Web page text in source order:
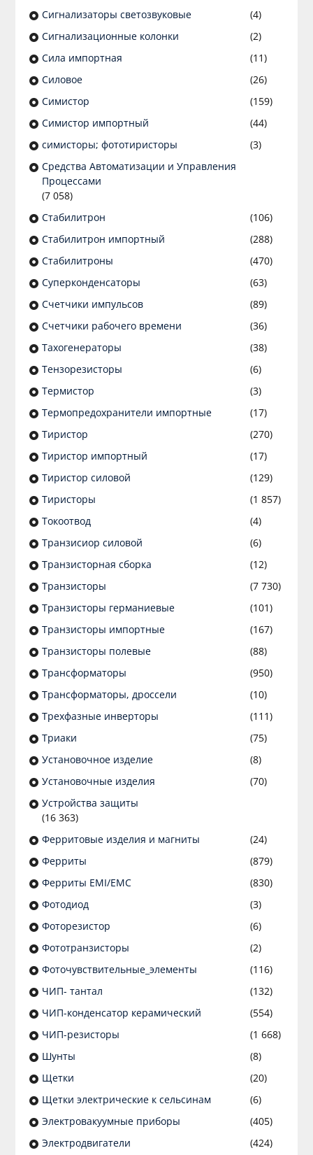
Сигнализаторы светозвуковые
(4)
Сигнализационные колонки
(2)
Сила импортная
(11)
Силовое
(26)
Симистор
(159)
Симистор импортный
(44)
симисторы; фототиристоры
(3)
Средства Автоматизации и Управления
Процессами
(7 058)
Стабилитрон
(106)
Стабилитрон импортный
(288)
Стабилитроны
(470)
Суперконденсаторы
(63)
Счетчики импульсов
(89)
Счетчики рабочего времени
(36)
Тахогенераторы
(38)
Тензорезисторы
(6)
Термистор
(3)
Термопредохранители импортные
(17)
Тиристор
(270)
Тиристор импортный
(17)
Тиристор силовой
(129)
Тиристоры
(1 857)
Токоотвод
(4)
Транзисиор силовой
(6)
Транзисторная сборка
(12)
Транзисторы
(7 730)
Транзисторы германиевые
(101)
Транзисторы импортные
(167)
Транзисторы полевые
(88)
Трансформаторы
(950)
Трансформаторы, дроссели
(10)
Трехфазные инверторы
(111)
Триаки
(75)
Установочное изделие
(8)
Установочные изделия
(70)
Устройства защиты
(16 363)
Ферритовые изделия и магниты
(24)
Ферриты
(879)
Ферриты EMI/EMC
(830)
Фотодиод
(3)
Фоторезистор
(6)
Фототранзисторы
(2)
Фоточувствительные_элементы
(116)
ЧИП- тантал
(132)
ЧИП-конденсатор керамический
(554)
ЧИП-резисторы
(1 668)
Шунты
(8)
Щетки
(20)
Щетки электрические к сельсинам
(6)
Электровакуумные приборы
(405)
Электродвигатели
(424)